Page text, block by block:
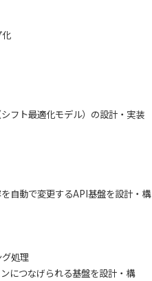
フト最適化モデル）の設計・実装
自動で変更するAPI基盤を設計・構
処理
につなげられる基盤を設計・構